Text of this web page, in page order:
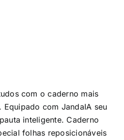
com o caderno mais
com JandaIA seu
inteligente. Caderno
folhas reposicionáveis